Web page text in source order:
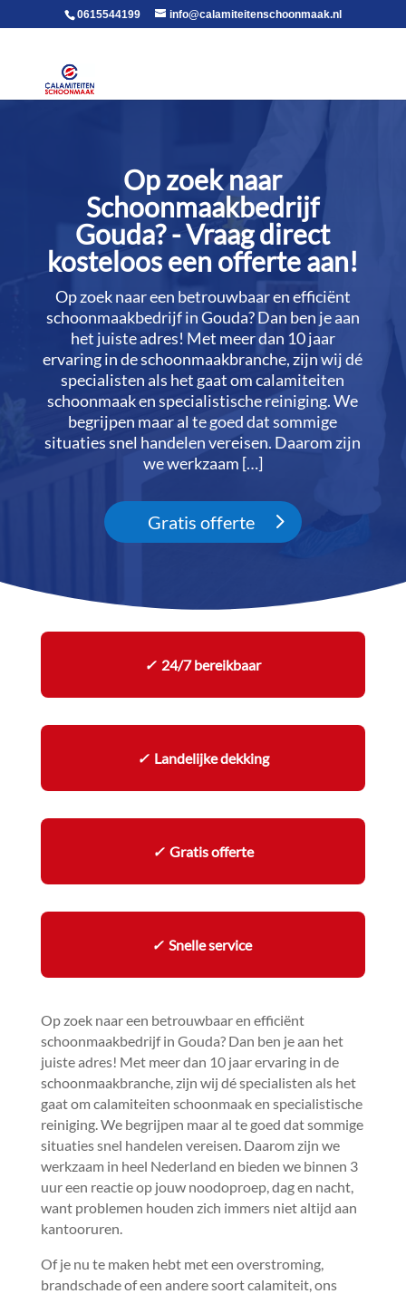
voor in de body0615544199 info@calamiteitenschoonmaak.nl
Op zoek naar
Schoonmaakbedrijf
Gouda? - Vraag direct
kosteloos een offerte aan!
Op zoek naar een betrouwbaar en efficiënt
schoonmaakbedrijf in Gouda? Dan ben je aan
het juiste adres! Met meer dan 10 jaar
ervaring in de schoonmaakbranche, zijn wij dé
specialisten als het gaat om calamiteiten
schoonmaak en specialistische reiniging.​ We
begrijpen maar al te goed dat sommige
situaties snel handelen vereisen.​ Daarom zijn
we werkzaam […]
Gratis offerte
✓24/7 bereikbaar
✓ Landelijke dekking
✓Gratis offerte
✓Snelle service
Op zoek naar een betrouwbaar en efficiënt
schoonmaakbedrijf in Gouda? Dan ben je aan het
juiste adres! Met meer dan 10 jaar ervaring in de
schoonmaakbranche, zijn wij dé specialisten als het
gaat om calamiteiten schoonmaak en specialistische
reiniging.​ We begrijpen maar al te goed dat sommige
situaties snel handelen vereisen.​ Daarom zijn we
werkzaam in heel Nederland en bieden we binnen 3
uur een reactie op jouw noodoproep, dag en nacht,
want problemen houden zich immers niet altijd aan
kantooruren.​
Of je nu te maken hebt met een overstroming,
brandschade of een andere soort calamiteit, ons